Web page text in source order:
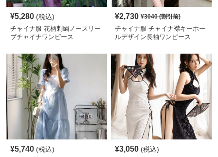
¥5,280 (税込)
チャイナ服 花柄刺繍ノースリー
ブチャイナワンピース
¥2,730 ¥3040(割引前)
チャイナ服 チャイナ襟キーホー
ルデザイン長袖ワンピース
¥5,740 (税込) ¥3,050 (税込)